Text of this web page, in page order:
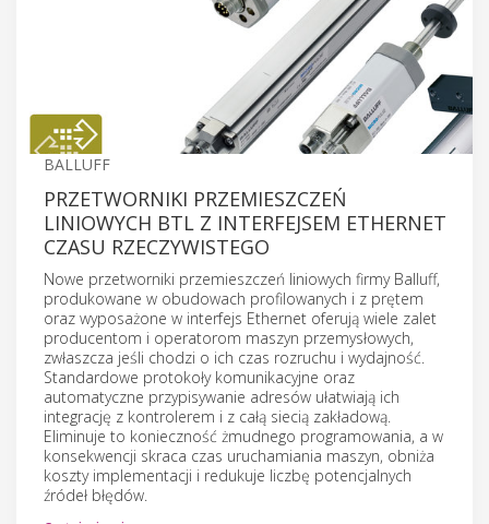
BALLUFF
PRZETWORNIKI PRZEMIESZCZEŃ
LINIOWYCH BTL Z INTERFEJSEM ETHERNET
CZASU RZECZYWISTEGO
Nowe przetworniki przemieszczeń liniowych firmy Balluff,
produkowane w obudowach profilowanych i z prętem
oraz wyposażone w interfejs Ethernet oferują wiele zalet
producentom i operatorom maszyn przemysłowych,
zwłaszcza jeśli chodzi o ich czas rozruchu i wydajność.
Standardowe protokoły komunikacyjne oraz
automatyczne przypisywanie adresów ułatwiają ich
integrację z kontrolerem i z całą siecią zakładową.
Eliminuje to konieczność żmudnego programowania, a w
konsekwencji skraca czas uruchamiania maszyn, obniża
koszty implementacji i redukuje liczbę potencjalnych
źródeł błędów.